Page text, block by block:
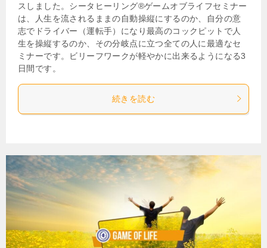
スしました。シータヒーリング®ゲームオブライフセミナー
は、人生を流されるままの自動操縦にするのか、自分の意
志でドライバー（運転手）になり最高のコックピットで人
生を操縦するのか、その分岐点に立つ全ての人に最適なセ
ミナーです。ビリーフワークが軽やかに出来るようになる3
日間です。
続きを読む